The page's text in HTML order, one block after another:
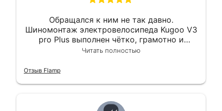
Обращался к ним не так давно.
Шиномонтаж электровелосипеда Kugoo V3
pro Plus выполнен чётко, грамотно и
квалифицированно. Всё сделано
Читать полностью
Отзыв Flamp